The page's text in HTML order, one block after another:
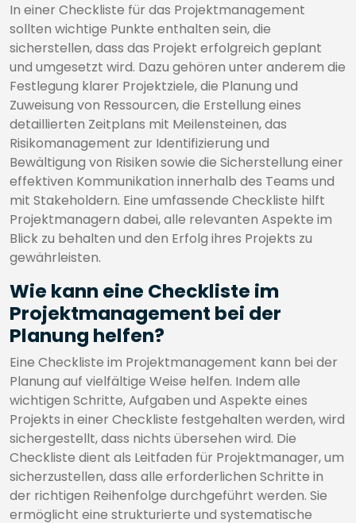
In einer Checkliste für das Projektmanagement
sollten wichtige Punkte enthalten sein, die
sicherstellen, dass das Projekt erfolgreich geplant
und umgesetzt wird. Dazu gehören unter anderem die
Festlegung klarer Projektziele, die Planung und
Zuweisung von Ressourcen, die Erstellung eines
detaillierten Zeitplans mit Meilensteinen, das
Risikomanagement zur Identifizierung und
Bewältigung von Risiken sowie die Sicherstellung einer
effektiven Kommunikation innerhalb des Teams und
mit Stakeholdern. Eine umfassende Checkliste hilft
Projektmanagern dabei, alle relevanten Aspekte im
Blick zu behalten und den Erfolg ihres Projekts zu
gewährleisten.
Wie kann eine Checkliste im
Projektmanagement bei der
Planung helfen?
Eine Checkliste im Projektmanagement kann bei der
Planung auf vielfältige Weise helfen. Indem alle
wichtigen Schritte, Aufgaben und Aspekte eines
Projekts in einer Checkliste festgehalten werden, wird
sichergestellt, dass nichts übersehen wird. Die
Checkliste dient als Leitfaden für Projektmanager, um
sicherzustellen, dass alle erforderlichen Schritte in
der richtigen Reihenfolge durchgeführt werden. Sie
ermöglicht eine strukturierte und systematische